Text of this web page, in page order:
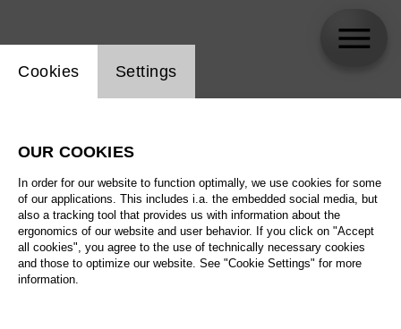
All artistic fields
All locations
All features
Website cookie setting
Cookies Settings
OUR COOKIES
In order for our website to function optimally, we use cookies for some
of our applications. This includes i.a. the embedded social media, but
also a tracking tool that provides us with information about the
ergonomics of our website and user behavior. If you click on "Accept
all cookies", you agree to the use of technically necessary cookies
and those to optimize our website. See "Cookie Settings" for more
information.